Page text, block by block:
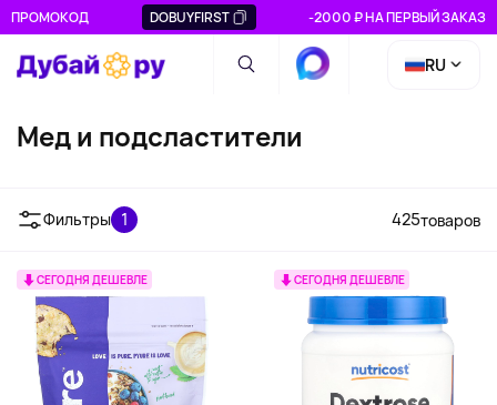
ПРОМОКОД DOBUYFIRST -2000 ₽ НА ПЕРВЫЙ ЗАКАЗ
RU
Мед и подсластители
Фильтры 1 425товаров
СЕГОДНЯ ДЕШЕВЛЕ СЕГОДНЯ ДЕШЕВЛЕ